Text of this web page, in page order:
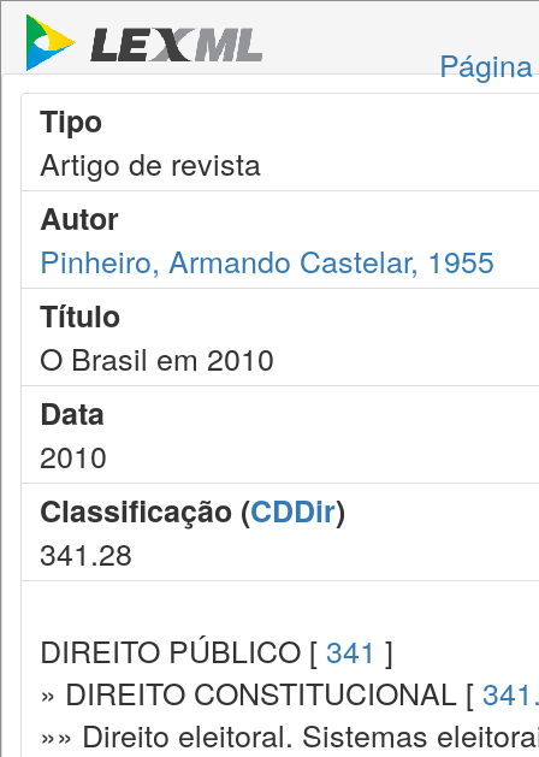
Tipo
Artigo de revista
Autor
Pinheiro, Armando Castelar, 1955
Título
O Brasil em 2010
Data
2010
Classificação (CDDir)
341.28
DIREITO PÚBLICO [ 341 ]
» DIREITO CONSTITUCIONAL [
»» Direito eleitoral. Sistemas